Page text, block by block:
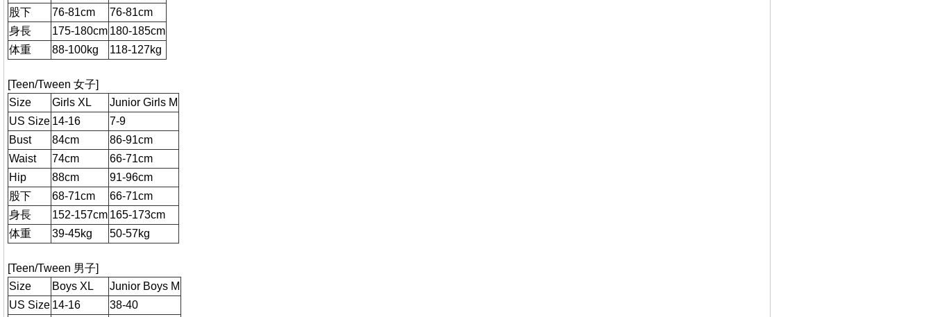
股下
76-81cm
76-81cm
身長
175-180cm 180-185cm
体重
88-100kg 118-127kg
[Teen/Tween 女子]
Size
Girls XL
Junior Girls M
US Size 14-16
7-9
Bust
84cm
86-91cm
Waist
74cm
66-71cm
Hip
88cm
91-96cm
股下
68-71cm
66-71cm
身長
152-157cm 165-173cm
体重
39-45kg 50-57kg
[Teen/Tween 男子]
Size
Boys XL
Junior Boys M
US Size 14-16
38-40